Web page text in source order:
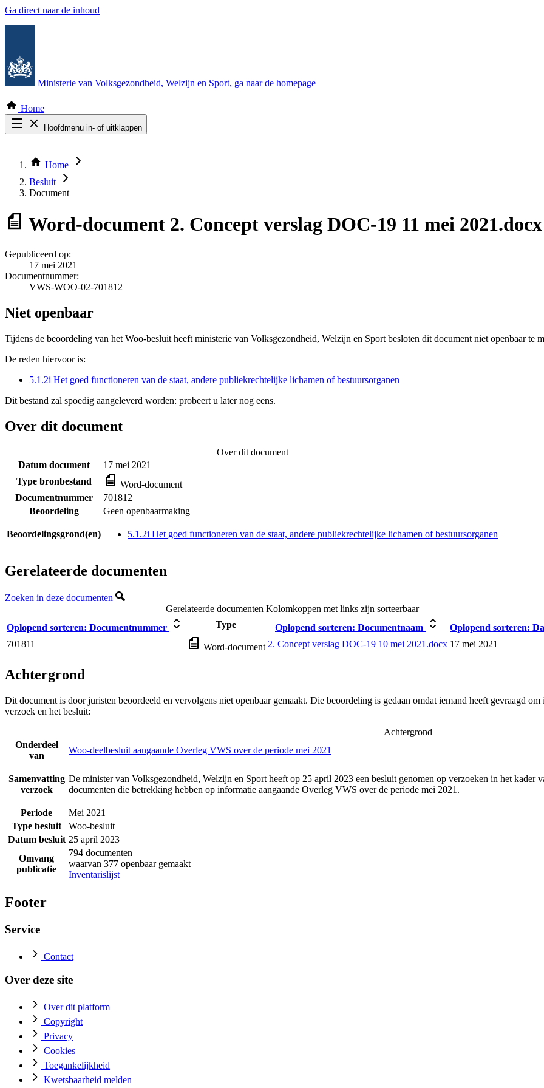
Ga direct naar de inhoud
Ministerie van Volksgezondheid, Welzijn en Sport, ga naar de homepage
Home
Hoofdmenu in- of uitklappen
Thema COVID-19
Bekijk per bestuursorgaan
Home
Besluit
Document
Word-document 2. Concept verslag DOC-19 11 mei 2021.docx
Gepubliceerd op:
17 mei 2021
Documentnummer:
VWS-WOO-02-701812
Niet openbaar
Tijdens de beoordeling van het Woo-besluit heeft ministerie van Volksgezondheid, Welzijn en Sport besloten dit document niet openbaar te
De reden hiervoor is:
5.1.2i Het goed functioneren van de staat, andere publiekrechtelijke lichamen of bestuursorganen
Dit bestand zal spoedig aangeleverd worden: probeert u later nog eens.
Over dit document
Over dit document
Datum document
17 mei 2021
Type bronbestand
Word-document
Documentnummer
701812
Beoordeling
Geen openbaarmaking
Beoordelingsgrond(en) 5.1.2i Het goed functioneren van de staat, andere publiekrechtelijke lichamen of bestuursorganen
Gerelateerde documenten
Zoeken in deze documenten
Gerelateerde documenten Kolomkoppen met links zijn sorteerbaar
Oplopend sorteren: Documentnummer Type Oplopend sorteren: Documentnaam Oplopend sorteren:
701811
Word-document 2. Concept verslag DOC-19 10 mei 2021.docx 17 mei 2021
Achtergrond
Dit document is door juristen beoordeeld en vervolgens niet openbaar gemaakt. Die beoordeling is gedaan omdat iemand heeft gevraagd
verzoek en het besluit:
Achtergrond
Onderdeel
van
Woo-deelbesluit aangaande Overleg VWS over de periode mei 2021
Samenvatting
verzoek
De minister van Volksgezondheid, Welzijn en Sport heeft op 25 april 2023 een besluit genomen op verzoeken in het kader
documenten die betrekking hebben op informatie aangaande Overleg VWS over de periode mei 2021.
Periode
Mei 2021
Type besluit
Woo-besluit
Datum besluit 25 april 2023
Omvang
publicatie
794 documenten
waarvan 377 openbaar gemaakt
Inventarislijst
Footer
Service
Contact
Over deze site
Over dit platform
Copyright
Privacy
Cookies
Toegankelijkheid
Kwetsbaarheid melden